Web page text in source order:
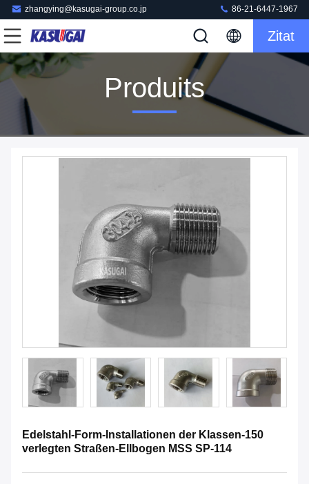
zhangying@kasugai-group.co.jp 86-21-6447-1967
Zitat
Produits
Edelstahl-Form-Installationen der Klassen-150
verlegten Straßen-Ellbogen MSS SP-114